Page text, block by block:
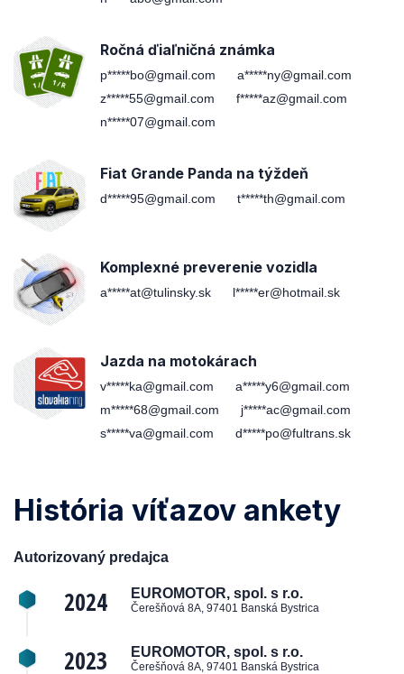
Ročná ďiaľničná známka
p*****bo@gmail.com
a*****ny@gmail.com
z*****55@gmail.com
f*****az@gmail.com
n*****07@gmail.com
Fiat Grande Panda na týždeň
d*****95@gmail.com t*****th@gmail.com
Komplexné preverenie vozidla
a*****at@tulinsky.sk l*****er@hotmail.sk
Jazda na motokárach
v*****ka@gmail.com
a*****y6@gmail.com
m*****68@gmail.com
j*****ac@gmail.com
s*****va@gmail.com
d*****po@fultrans.sk
História víťazov ankety
Autorizovaný predajca
2024 EUROMOTOR, spol. s r.o.
Čerešňová 8A, 97401 Banská Bystrica
2023 EUROMOTOR, spol. s r.o.
Čerešňová 8A, 97401 Banská Bystrica